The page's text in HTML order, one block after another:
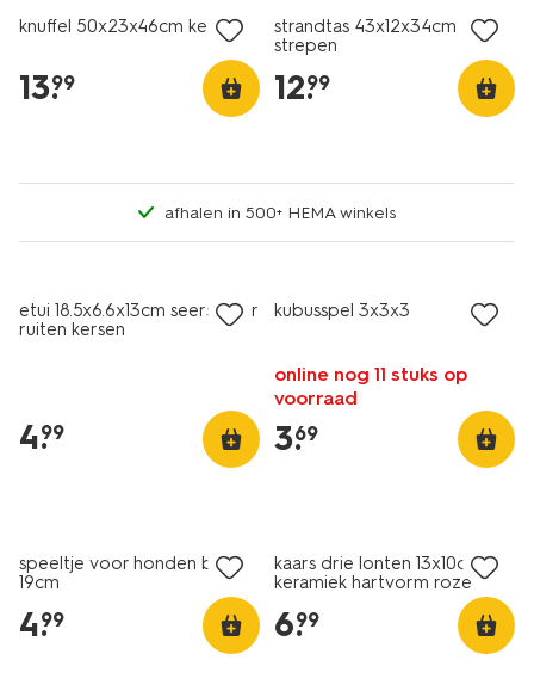
knuffel 50x23x46cm kersen
13.
99
strandtas 43x12x34cm
strepen
12.
99
afhalen in 500+ HEMA winkels
etui 18.5x6.6x13cm seersucker
ruiten kersen
4.
99
kubusspel 3x3x3
online nog 11 stuks op
voorraad
3.
69
speeltje voor honden bot
19cm
4.
99
kaars drie lonten 13x10cm
keramiek hartvorm roze
6.
99